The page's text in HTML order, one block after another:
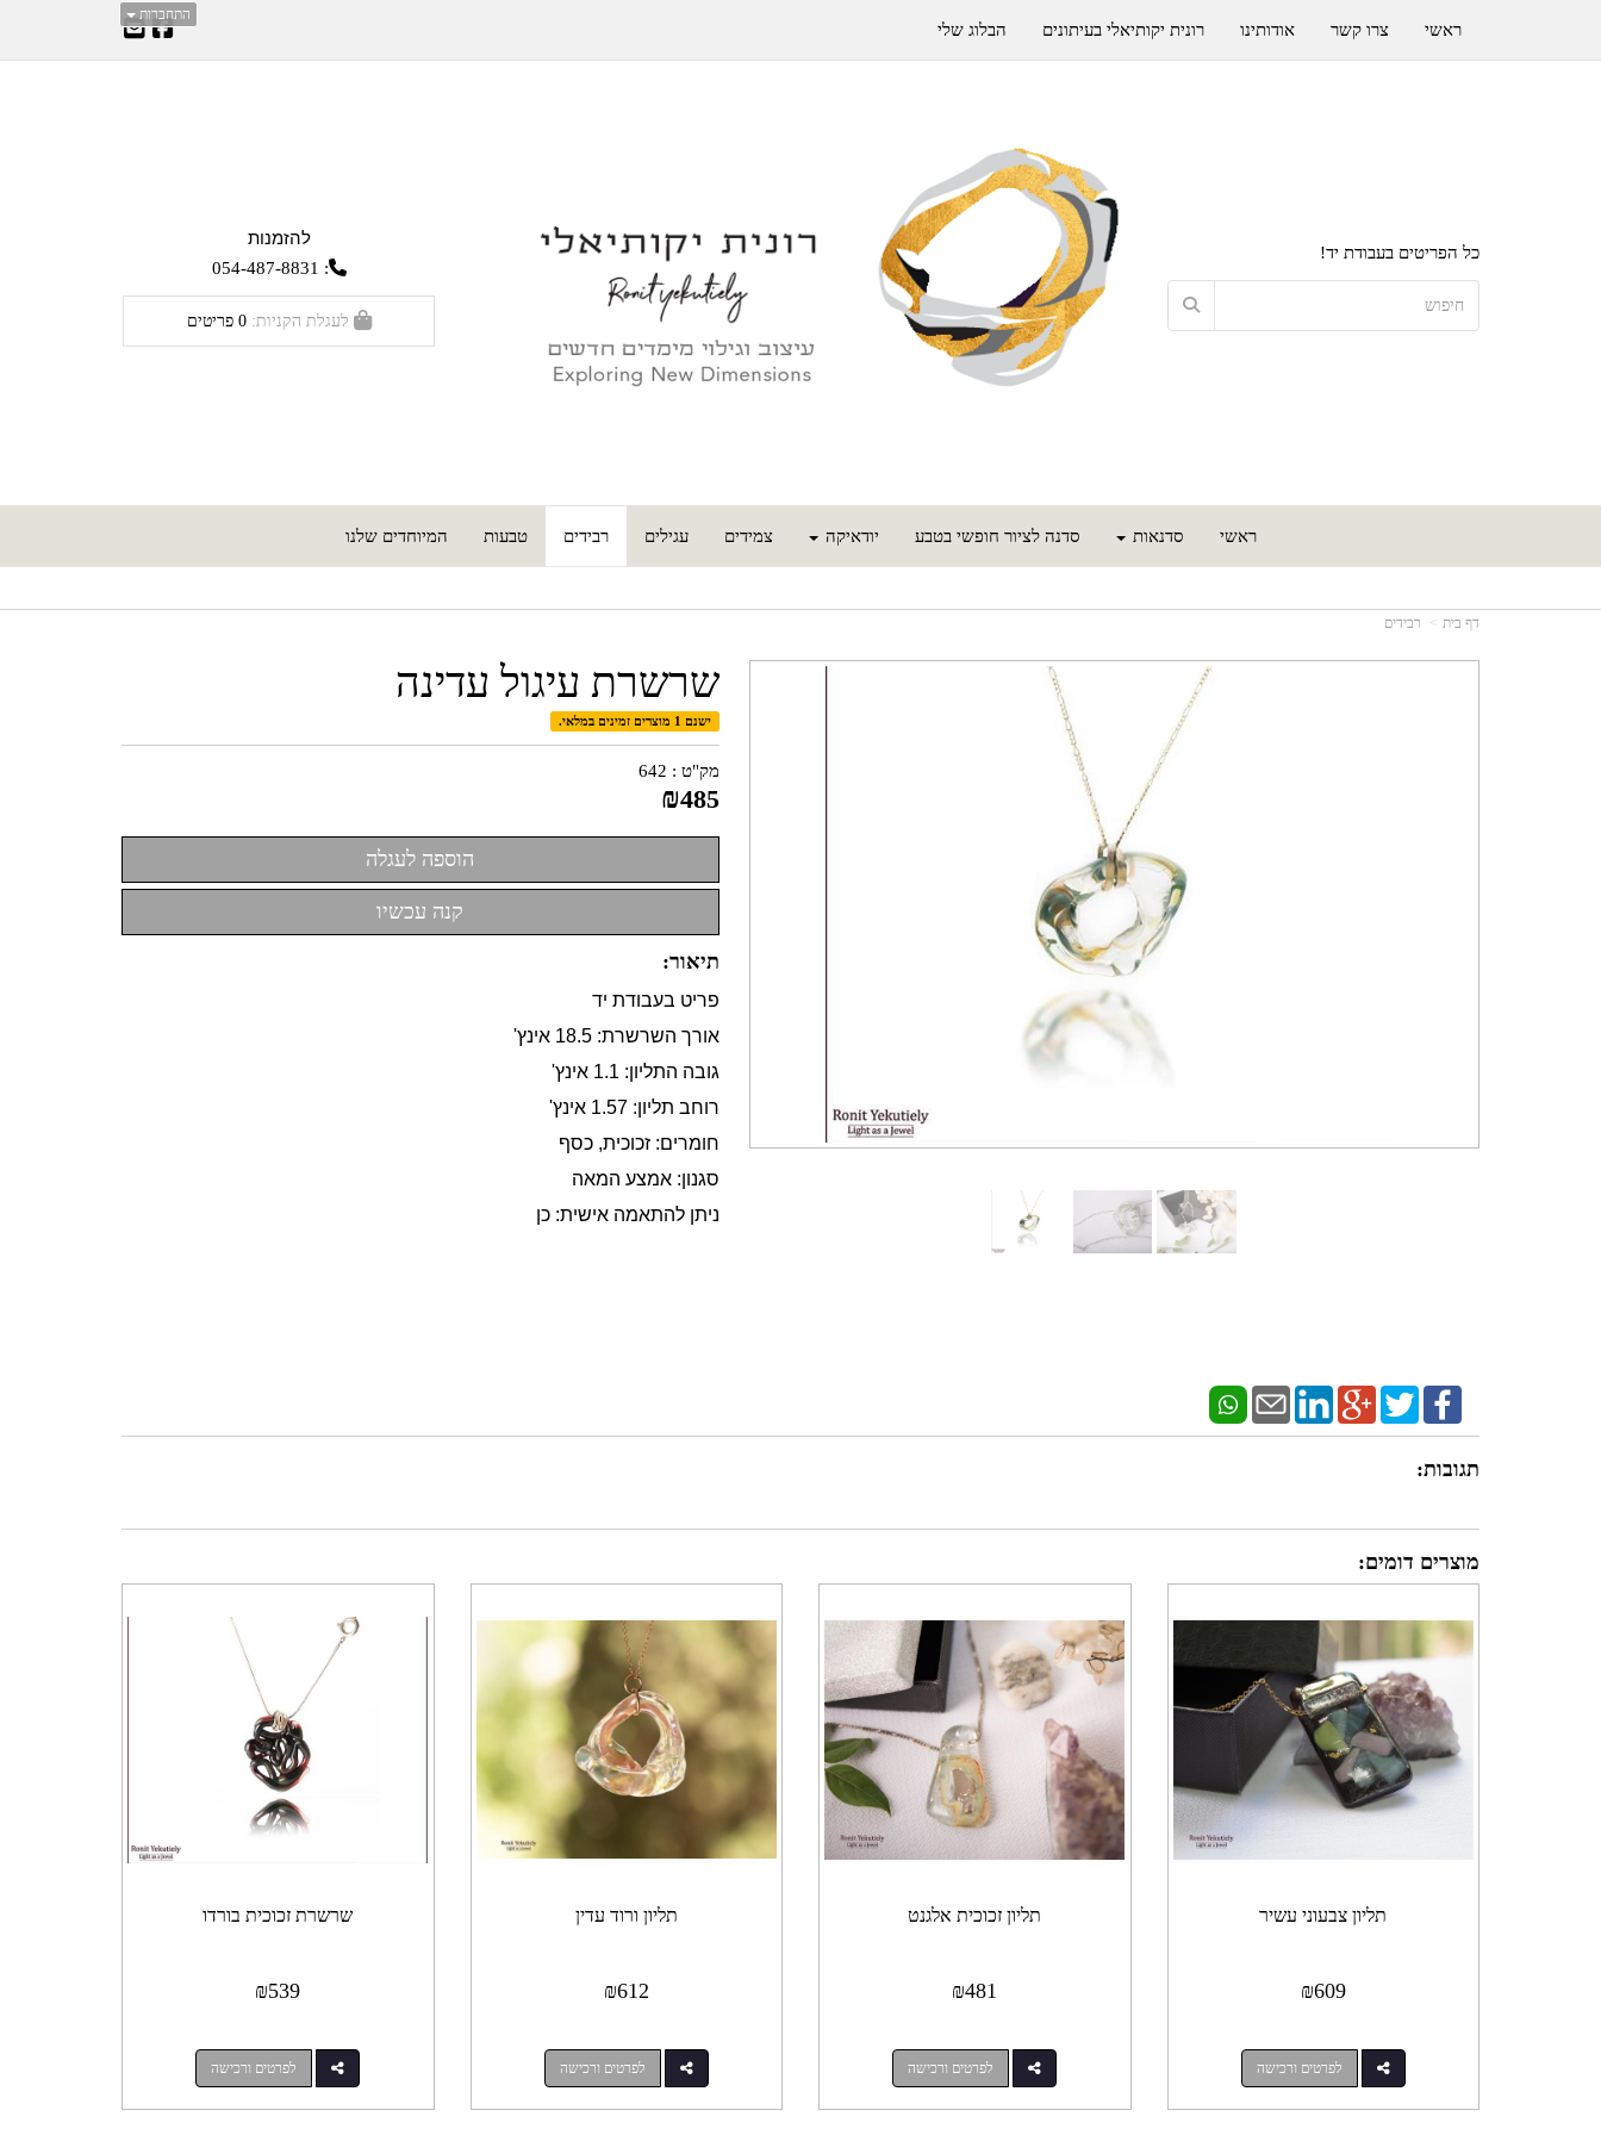
התחברות
כל הפריטים בעבודת יד!
להזמנות
:
054-487-8831
0 פריטים
ראשי סדנאות סדנה לציור חופשי בטבע יודאיקה צמידים עגילים רבידים טבעות המיוחדים שלנו
ראשי צרו קשר אודותינו רונית יקותיאלי בעיתונים הבלוג שלי
דף בית רבידים
שרשרת עיגול עדינה
ישנם 1 מוצרים זמינים במלאי.
מק"ט : 642
₪485
תיאור:
פריט בעבודת יד
אורך השרשרת: 18.5 אינץ'
גובה התליון: 1.1 אינץ'
רוחב תליון: 1.57 אינץ'
חומרים: זכוכית, כסף
סגנון: אמצע המאה
ניתן להתאמה אישית: כן
תגובות:
מוצרים דומים:
תליון צבעוני עשיר
₪609
לפרטים ורכישה
תליון זכוכית אלגנט
₪481
לפרטים ורכישה
תליון ורוד עדין
₪612
לפרטים ורכישה
שרשרת זכוכית בורדו
₪539
לפרטים ורכישה